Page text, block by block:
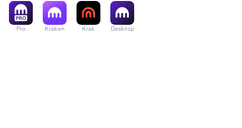
Pro Kraken Krak Desktop